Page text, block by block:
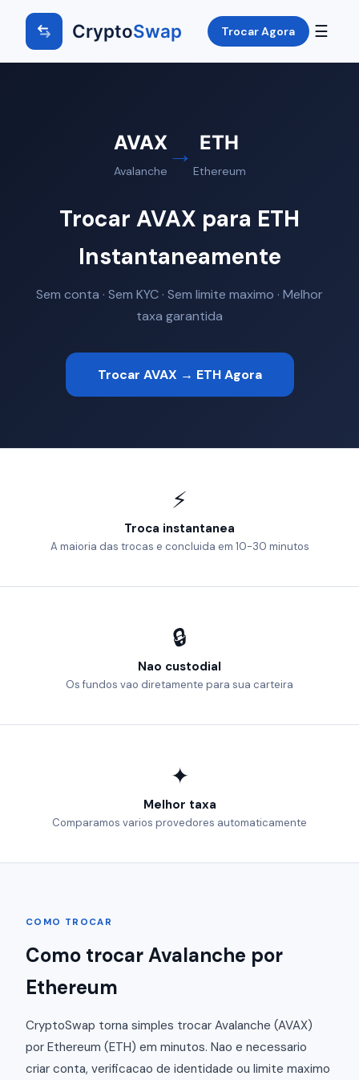
CryptoSwap Trocar Agora ☰
AVAX
Avalanche
→ ETH
Ethereum
Trocar AVAX para ETH
Instantaneamente
Sem conta · Sem KYC · Sem limite maximo · Melhor
taxa garantida
Trocar AVAX → ETH Agora
⚡
Troca instantanea
A maioria das trocas e concluida em 10-30 minutos
🔒
Nao custodial
Os fundos vao diretamente para sua carteira
✦
Melhor taxa
Comparamos varios provedores automaticamente
COMO TROCAR
Como trocar Avalanche por
Ethereum
CryptoSwap torna simples trocar Avalanche (AVAX)
por Ethereum (ETH) em minutos. Nao e necessario
criar conta, verificacao de identidade ou limite maximo